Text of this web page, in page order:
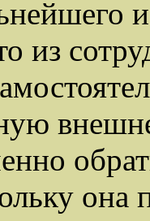
из
она